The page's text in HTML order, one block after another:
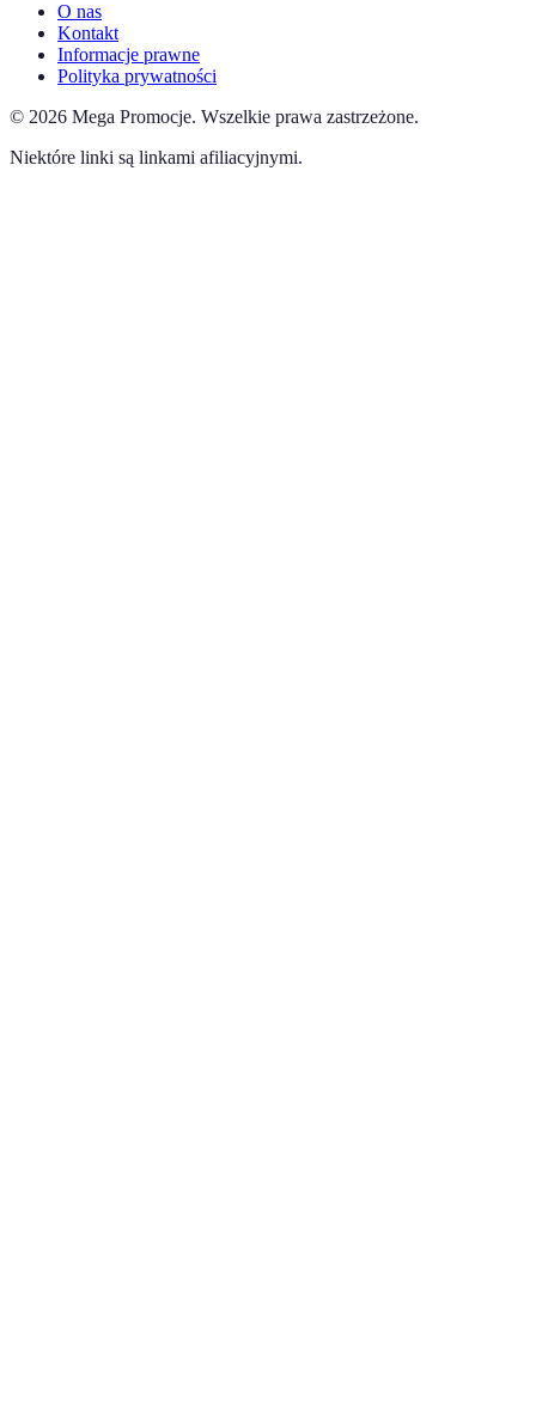
O nas
Kontakt
Informacje prawne
Polityka prywatności
© 2026 Mega Promocje. Wszelkie prawa zastrzeżone.
Niektóre linki są linkami afiliacyjnymi.